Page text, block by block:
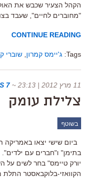
הקהל הצעיר שכבש את
"מחוברים לחיים", שעבד
CONTINUE READING
Tags: ג'יימס קמרון שוברי
11 מרץ 2012 | 23:13 ~
7 COMMENTS
צלילת עומק
בשוטף
ביום שישי יצאו באמריקה
בתימן" ו"חברים עם
יורק טיימס" בחר לשים על
הקוואזי-בלוקבאסטר